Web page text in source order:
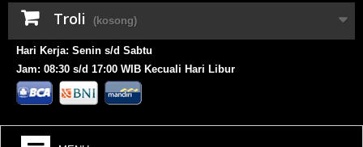
Troli (kosong)
Hari Kerja: Senin s/d Sabtu
Jam: 08:30 s/d 17:00 WIB Kecuali Hari Libur